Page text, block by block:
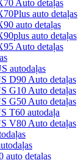
Auto detaļas
auto detaļas
auto detaļas
auto detaļas
Auto detaļas
autodaļas
D90 Auto detaļas
G10 Auto detaļas
G50 Auto detaļas
T60 autodaļa
V80 Auto detaļas
auto detaļas